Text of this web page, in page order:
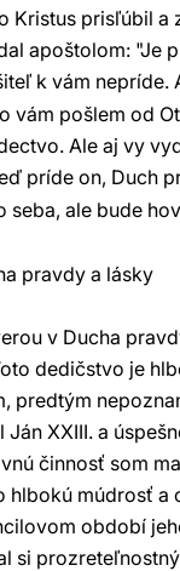
Kristus prisľúbil
apoštolom: "Je
k vám
vám pošlem od
Ale aj vy
príde on, Duch
seba, ale bude
pravdy a lásky
v Ducha
dedičstvo je
predtým
XXIII. a
činnosť som
hlbokú múdrosť a
období
si